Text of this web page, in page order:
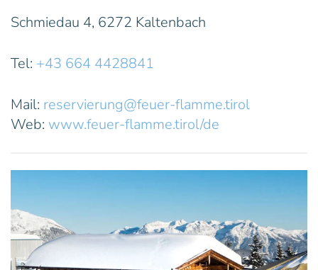
Schmiedau 4, 6272 Kaltenbach
Tel: +43 664 4428841
Mail: reservierung@feuer-flamme.tirol
Web: www.feuer-flamme.tirol/de